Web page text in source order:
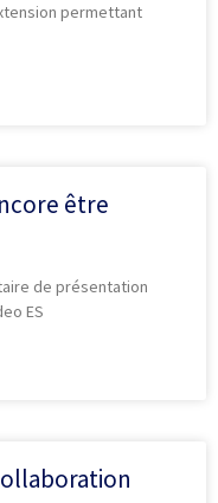
permettant
être
de présentation
ES